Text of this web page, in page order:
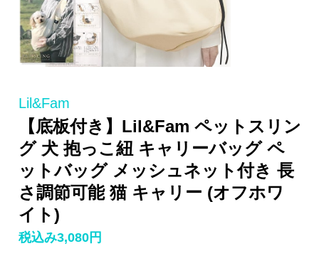
Lil&Fam
【底板付き】Lil&Fam ペットスリン
グ 犬 抱っこ紐 キャリーバッグ ペ
ットバッグ メッシュネット付き 長
さ調節可能 猫 キャリー (オフホワ
イト)
税込み3,080円